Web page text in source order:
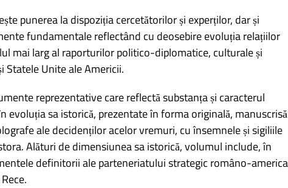
punerea la dispoziția cercetătorilor și experților, dar și
fundamentale reflectând cu deosebire evoluția relațiilor
mai larg al raporturilor politico-diplomatice, culturale și
Statele Unite ale Americii.
reprezentative care reflectă substanța și caracterul
evoluția sa istorică, prezentate în forma originală, manuscrisă
ale decidenților acelor vremuri, cu însemnele și sigiliile
Alături de dimensiunea sa istorică, volumul include, în
definitorii ale parteneriatului strategic româno-